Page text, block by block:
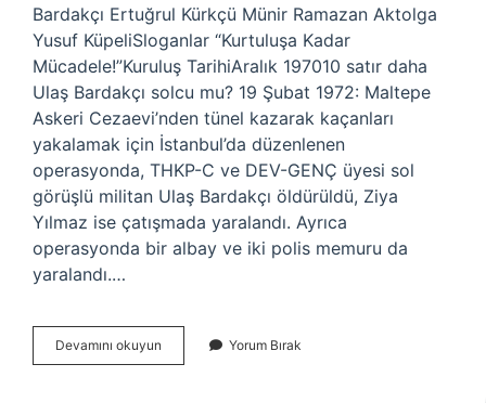
Bardakçı Ertuğrul Kürkçü Münir Ramazan Aktolga
Yusuf KüpeliSloganlar “Kurtuluşa Kadar
Mücadele!”Kuruluş TarihiAralık 197010 satır daha
Ulaş Bardakçı solcu mu? 19 Şubat 1972: Maltepe
Askeri Cezaevi’nden tünel kazarak kaçanları
yakalamak için İstanbul’da düzenlenen
operasyonda, THKP-C ve DEV-GENÇ üyesi sol
görüşlü militan Ulaş Bardakçı öldürüldü, Ziya
Yılmaz ise çatışmada yaralandı. Ayrıca
operasyonda bir albay ve iki polis memuru da
yaralandı.…
Devamını okuyun
Bardakçı
Yorum Bırak